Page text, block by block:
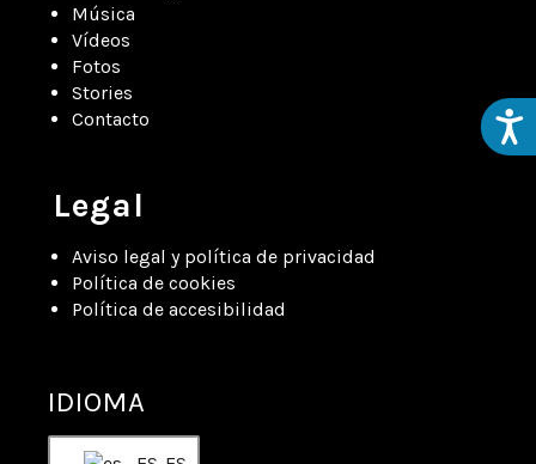
Música
Vídeos
Fotos
Stories
Contacto
Legal
Aviso legal y política de privacidad
Política de cookies
Política de accesibilidad
IDIOMA